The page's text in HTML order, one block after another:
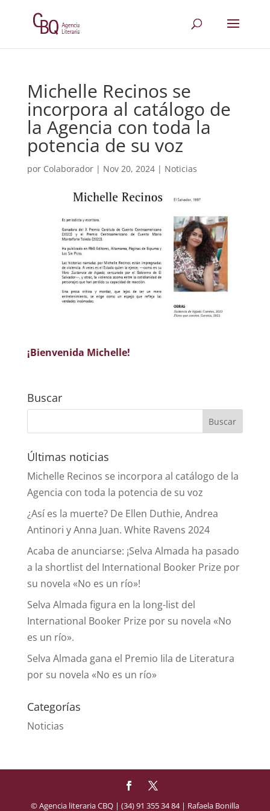
Michelle Recinos se
incorpora al catálogo de
la Agencia con toda la
potencia de su voz
por Colaborador| Nov 20, 2024| Noticias
¡Bienvenida Michelle!
Buscar
Últimas noticias
Michelle Recinos se incorpora al catálogo de la
Agencia con toda la potencia de su voz
¿Así es la muerte? De Ellen Duthie, Andrea
Antinori y Anna Juan. White Ravens 2024
Acaba de anunciarse: ¡Selva Almada ha pasado
a la shortlist del International Booker Prize por
su novela «No es un río»!
Selva Almada figura en la long-list del
International Booker Prize por su novela «No
es un río».
Selva Almada gana el Premio Iila de Literatura
por su novela «No es un río»
Categorías
Noticias
© Agencia literaria CBQ | (34) 91 355 34 84 | Rafaela Bonilla